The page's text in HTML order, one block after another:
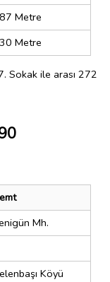
Metre
Metre
Sokak ile arası 272
Mh.
Köyü